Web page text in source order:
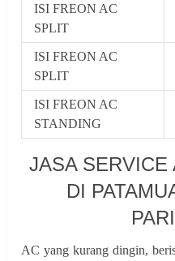
ISI FREON AC
SPLIT
ISI FREON AC
SPLIT
ISI FREON AC
STANDING
JASA SERVICE
DI
AC yang kurang dingin,